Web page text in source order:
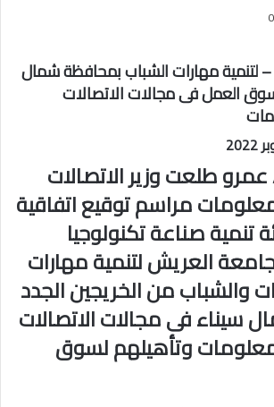
0
– لتنمية مهارات الشباب بمحافظة شمال
العمل فى مجالات الاتصالات
طلعت وزير الاتصالات
مراسم توقيع اتفاقية
تنمية صناعة تكنولوجيا
العريش لتنمية مهارات
والشباب من الخريجين الجدد
سيناء فى مجالات الاتصالات
وتأهيلهم لسوق